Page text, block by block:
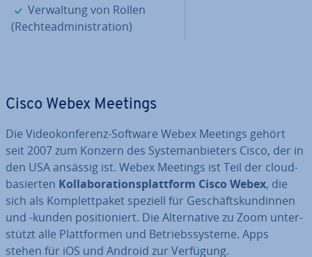
✓
Ver­wal­tung von Rollen
(Rech­te­ad­mi­nis­tra­ti­on)
Cisco Webex Meetings
Die Vi­deo­kon­fe­renz-Software Webex Meetings gehört
seit 2007 zum Konzern des Sys­tem­an­bie­ters Cisco, der in
den USA ansässig ist. Webex Meetings ist Teil der cloud­
ba­sier­ten Kol­la­bo­ra­ti­ons­platt­form Cisco Webex, die
sich als Kom­plett­pa­ket speziell für Ge­schäfts­kun­din­nen
und -kunden po­si­tio­niert. Die Al­ter­na­ti­ve zu Zoom un­ter­
stützt alle Platt­for­men und Be­triebs­sys­te­me. Apps
stehen für iOS und Android zur Verfügung.